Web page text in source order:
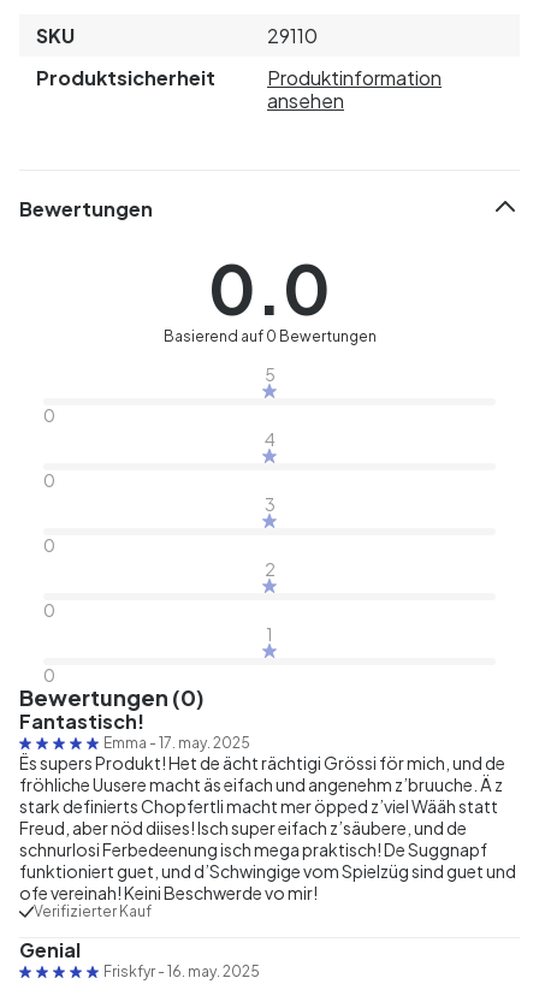
SKU
29110
Produktsicherheit
Produktinformation
ansehen
Bewertungen
0.0
Basierend auf 0 Bewertungen
5
0
4
0
3
0
2
0
1
0
Bewertungen (0)
Fantastisch!
Emma - 17. may. 2025
Ës supers Produkt! Het de ächt rächtigi Grössi för mich, und de
fröhliche Uusere macht äs eifach und angenehm z’bruuche. Ä z
stark definierts Chopfertli macht mer öpped z’viel Wääh statt
Freud, aber nöd diises! Isch super eifach z’säubere, und de
schnurlosi Ferbedeenung isch mega praktisch! De Suggnapf
funktioniert guet, und d’Schwingige vom Spielzüg sind guet und
ofe vereinah! Keini Beschwerde vo mir!
Verifizierter Kauf
Genial
Friskfyr - 16. may. 2025